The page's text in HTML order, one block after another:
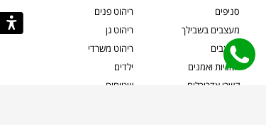
סניפים
מעצבים בשבילך
מעצבים
אמניות ואמנים
קשרי אדריכלים
ריהוט פנים
ריהוט גן
ריהוט משרדי
ילדים
שטיחים